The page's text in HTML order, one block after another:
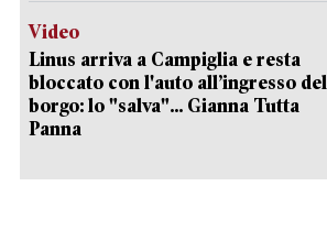
Video
Linus arriva a Campiglia e resta
bloccato con l'auto all’ingresso del
borgo: lo "salva"... Gianna Tutta
Panna